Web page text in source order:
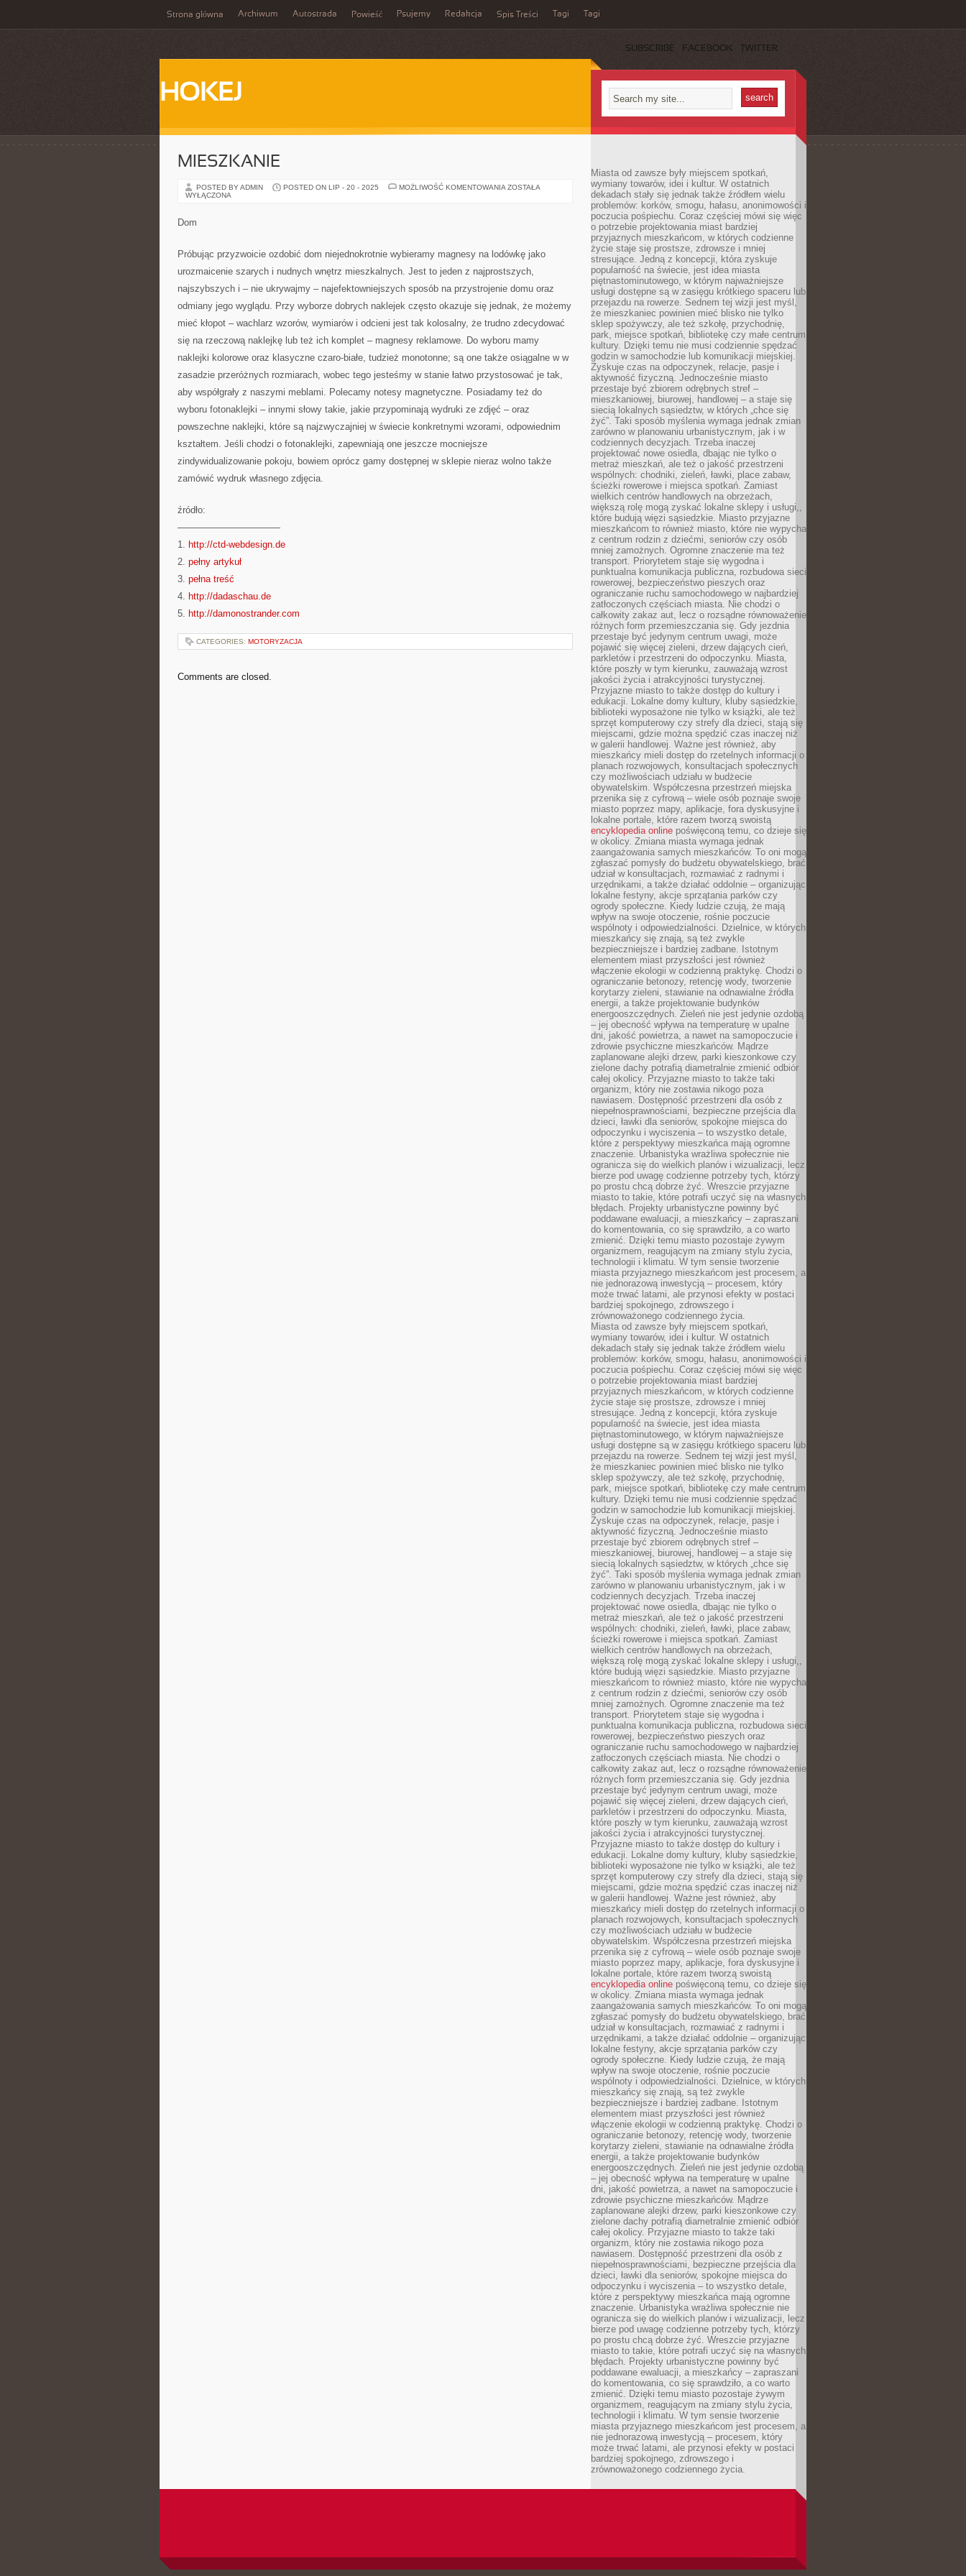
Strona główna Archiwum Autostrada Powieść Psujemy Redakcja Spis Treści Tagi Tagi
SUBSCRIBE FACEBOOK TWITTER
HOKEJ
MIESZKANIE
POSTED BY ADMIN POSTED ON LIP - 20 - 2025 MOŻLIWOŚĆ KOMENTOWANIA MIESZKANIE
ZOSTAŁA
WYŁĄCZONA
Dom
Próbując przyzwoicie ozdobić dom niejednokrotnie wybieramy magnesy na lodówkę jako
urozmaicenie szarych i nudnych wnętrz mieszkalnych. Jest to jeden z najprostszych,
najszybszych i – nie ukrywajmy – najefektowniejszych sposób na przystrojenie domu oraz
odmiany jego wyglądu. Przy wyborze dobrych naklejek często okazuje się jednak, że możemy
mieć kłopot – wachlarz wzorów, wymiarów i odcieni jest tak kolosalny, że trudno zdecydować
się na rzeczową naklejkę lub też ich komplet – magnesy reklamowe. Do wyboru mamy
naklejki kolorowe oraz klasyczne czaro-białe, tudzież monotonne; są one także osiągalne w w
zasadzie przeróżnych rozmiarach, wobec tego jesteśmy w stanie łatwo przystosować je tak,
aby współgrały z naszymi meblami. Polecamy notesy magnetyczne. Posiadamy też do
wyboru fotonaklejki – innymi słowy takie, jakie przypominają wydruki ze zdjęć – oraz
powszechne naklejki, które są najzwyczajniej w świecie konkretnymi wzorami, odpowiednim
kształtem. Jeśli chodzi o fotonaklejki, zapewniają one jeszcze mocniejsze
zindywidualizowanie pokoju, bowiem oprócz gamy dostępnej w sklepie nieraz wolno także
zamówić wydruk własnego zdjęcia.
źródło:
———————————
1. http://ctd-webdesign.de
2. pełny artykuł
3. pełna treść
4. http://dadaschau.de
5. http://damonostrander.com
CATEGORIES: MOTORYZACJA
Comments are closed.
Miasta od zawsze były miejscem spotkań,
wymiany towarów, idei i kultur. W ostatnich
dekadach stały się jednak także źródłem wielu
problemów: korków, smogu, hałasu, anonimowości i
poczucia pośpiechu. Coraz częściej mówi się więc
o potrzebie projektowania miast bardziej
przyjaznych mieszkańcom, w których codzienne
życie staje się prostsze, zdrowsze i mniej
stresujące. Jedną z koncepcji, która zyskuje
popularność na świecie, jest idea miasta
piętnastominutowego, w którym najważniejsze
usługi dostępne są w zasięgu krótkiego spaceru lub
przejazdu na rowerze. Sednem tej wizji jest myśl,
że mieszkaniec powinien mieć blisko nie tylko
sklep spożywczy, ale też szkołę, przychodnię,
park, miejsce spotkań, bibliotekę czy małe centrum
kultury. Dzięki temu nie musi codziennie spędzać
godzin w samochodzie lub komunikacji miejskiej.
Zyskuje czas na odpoczynek, relacje, pasje i
aktywność fizyczną. Jednocześnie miasto
przestaje być zbiorem odrębnych stref –
mieszkaniowej, biurowej, handlowej – a staje się
siecią lokalnych sąsiedztw, w których „chce się
żyć”. Taki sposób myślenia wymaga jednak zmian
zarówno w planowaniu urbanistycznym, jak i w
codziennych decyzjach. Trzeba inaczej
projektować nowe osiedla, dbając nie tylko o
metraż mieszkań, ale też o jakość przestrzeni
wspólnych: chodniki, zieleń, ławki, place zabaw,
ścieżki rowerowe i miejsca spotkań. Zamiast
wielkich centrów handlowych na obrzeżach,
większą rolę mogą zyskać lokalne sklepy i usługi,,
które budują więzi sąsiedzkie. Miasto przyjazne
mieszkańcom to również miasto, które nie wypycha
z centrum rodzin z dziećmi, seniorów czy osób
mniej zamożnych. Ogromne znaczenie ma też
transport. Priorytetem staje się wygodna i
punktualna komunikacja publiczna, rozbudowa sieci
rowerowej, bezpieczeństwo pieszych oraz
ograniczanie ruchu samochodowego w najbardziej
zatłoczonych częściach miasta. Nie chodzi o
całkowity zakaz aut, lecz o rozsądne równoważenie
różnych form przemieszczania się. Gdy jezdnia
przestaje być jedynym centrum uwagi, może
pojawić się więcej zieleni, drzew dających cień,
parkletów i przestrzeni do odpoczynku. Miasta,
które poszły w tym kierunku, zauważają wzrost
jakości życia i atrakcyjności turystycznej.
Przyjazne miasto to także dostęp do kultury i
edukacji. Lokalne domy kultury, kluby sąsiedzkie,
biblioteki wyposażone nie tylko w książki, ale też
sprzęt komputerowy czy strefy dla dzieci, stają się
miejscami, gdzie można spędzić czas inaczej niż
w galerii handlowej. Ważne jest również, aby
mieszkańcy mieli dostęp do rzetelnych informacji o
planach rozwojowych, konsultacjach społecznych
czy możliwościach udziału w budżecie
obywatelskim. Współczesna przestrzeń miejska
przenika się z cyfrową – wiele osób poznaje swoje
miasto poprzez mapy, aplikacje, fora dyskusyjne i
lokalne portale, które razem tworzą swoistą
encyklopedia online poświęconą temu, co dzieje się
w okolicy. Zmiana miasta wymaga jednak
zaangażowania samych mieszkańców. To oni mogą
zgłaszać pomysły do budżetu obywatelskiego, brać
udział w konsultacjach, rozmawiać z radnymi i
urzędnikami, a także działać oddolnie – organizując
lokalne festyny, akcje sprzątania parków czy
ogrody społeczne. Kiedy ludzie czują, że mają
wpływ na swoje otoczenie, rośnie poczucie
wspólnoty i odpowiedzialności. Dzielnice, w których
mieszkańcy się znają, są też zwykle
bezpieczniejsze i bardziej zadbane. Istotnym
elementem miast przyszłości jest również
włączenie ekologii w codzienną praktykę. Chodzi o
ograniczanie betonozy, retencję wody, tworzenie
korytarzy zieleni, stawianie na odnawialne źródła
energii, a także projektowanie budynków
energooszczędnych. Zieleń nie jest jedynie ozdobą
– jej obecność wpływa na temperaturę w upalne
dni, jakość powietrza, a nawet na samopoczucie i
zdrowie psychiczne mieszkańców. Mądrze
zaplanowane alejki drzew, parki kieszonkowe czy
zielone dachy potrafią diametralnie zmienić odbiór
całej okolicy. Przyjazne miasto to także taki
organizm, który nie zostawia nikogo poza
nawiasem. Dostępność przestrzeni dla osób z
niepełnosprawnościami, bezpieczne przejścia dla
dzieci, ławki dla seniorów, spokojne miejsca do
odpoczynku i wyciszenia – to wszystko detale,
które z perspektywy mieszkańca mają ogromne
znaczenie. Urbanistyka wrażliwa społecznie nie
ogranicza się do wielkich planów i wizualizacji, lecz
bierze pod uwagę codzienne potrzeby tych, którzy
po prostu chcą dobrze żyć. Wreszcie przyjazne
miasto to takie, które potrafi uczyć się na własnych
błędach. Projekty urbanistyczne powinny być
poddawane ewaluacji, a mieszkańcy – zapraszani
do komentowania, co się sprawdziło, a co warto
zmienić. Dzięki temu miasto pozostaje żywym
organizmem, reagującym na zmiany stylu życia,
technologii i klimatu. W tym sensie tworzenie
miasta przyjaznego mieszkańcom jest procesem, a
nie jednorazową inwestycją – procesem, który
może trwać latami, ale przynosi efekty w postaci
bardziej spokojnego, zdrowszego i
zrównoważonego codziennego życia.
Miasta od zawsze były miejscem spotkań,
wymiany towarów, idei i kultur. W ostatnich
dekadach stały się jednak także źródłem wielu
problemów: korków, smogu, hałasu, anonimowości i
poczucia pośpiechu. Coraz częściej mówi się więc
o potrzebie projektowania miast bardziej
przyjaznych mieszkańcom, w których codzienne
życie staje się prostsze, zdrowsze i mniej
stresujące. Jedną z koncepcji, która zyskuje
popularność na świecie, jest idea miasta
piętnastominutowego, w którym najważniejsze
usługi dostępne są w zasięgu krótkiego spaceru lub
przejazdu na rowerze. Sednem tej wizji jest myśl,
że mieszkaniec powinien mieć blisko nie tylko
sklep spożywczy, ale też szkołę, przychodnię,
park, miejsce spotkań, bibliotekę czy małe centrum
kultury. Dzięki temu nie musi codziennie spędzać
godzin w samochodzie lub komunikacji miejskiej.
Zyskuje czas na odpoczynek, relacje, pasje i
aktywność fizyczną. Jednocześnie miasto
przestaje być zbiorem odrębnych stref –
mieszkaniowej, biurowej, handlowej – a staje się
siecią lokalnych sąsiedztw, w których „chce się
żyć”. Taki sposób myślenia wymaga jednak zmian
zarówno w planowaniu urbanistycznym, jak i w
codziennych decyzjach. Trzeba inaczej
projektować nowe osiedla, dbając nie tylko o
metraż mieszkań, ale też o jakość przestrzeni
wspólnych: chodniki, zieleń, ławki, place zabaw,
ścieżki rowerowe i miejsca spotkań. Zamiast
wielkich centrów handlowych na obrzeżach,
większą rolę mogą zyskać lokalne sklepy i usługi,,
które budują więzi sąsiedzkie. Miasto przyjazne
mieszkańcom to również miasto, które nie wypycha
z centrum rodzin z dziećmi, seniorów czy osób
mniej zamożnych. Ogromne znaczenie ma też
transport. Priorytetem staje się wygodna i
punktualna komunikacja publiczna, rozbudowa sieci
rowerowej, bezpieczeństwo pieszych oraz
ograniczanie ruchu samochodowego w najbardziej
zatłoczonych częściach miasta. Nie chodzi o
całkowity zakaz aut, lecz o rozsądne równoważenie
różnych form przemieszczania się. Gdy jezdnia
przestaje być jedynym centrum uwagi, może
pojawić się więcej zieleni, drzew dających cień,
parkletów i przestrzeni do odpoczynku. Miasta,
które poszły w tym kierunku, zauważają wzrost
jakości życia i atrakcyjności turystycznej.
Przyjazne miasto to także dostęp do kultury i
edukacji. Lokalne domy kultury, kluby sąsiedzkie,
biblioteki wyposażone nie tylko w książki, ale też
sprzęt komputerowy czy strefy dla dzieci, stają się
miejscami, gdzie można spędzić czas inaczej niż
w galerii handlowej. Ważne jest również, aby
mieszkańcy mieli dostęp do rzetelnych informacji o
planach rozwojowych, konsultacjach społecznych
czy możliwościach udziału w budżecie
obywatelskim. Współczesna przestrzeń miejska
przenika się z cyfrową – wiele osób poznaje swoje
miasto poprzez mapy, aplikacje, fora dyskusyjne i
lokalne portale, które razem tworzą swoistą
encyklopedia online poświęconą temu, co dzieje się
w okolicy. Zmiana miasta wymaga jednak
zaangażowania samych mieszkańców. To oni mogą
zgłaszać pomysły do budżetu obywatelskiego, brać
udział w konsultacjach, rozmawiać z radnymi i
urzędnikami, a także działać oddolnie – organizując
lokalne festyny, akcje sprzątania parków czy
ogrody społeczne. Kiedy ludzie czują, że mają
wpływ na swoje otoczenie, rośnie poczucie
wspólnoty i odpowiedzialności. Dzielnice, w których
mieszkańcy się znają, są też zwykle
bezpieczniejsze i bardziej zadbane. Istotnym
elementem miast przyszłości jest również
włączenie ekologii w codzienną praktykę. Chodzi o
ograniczanie betonozy, retencję wody, tworzenie
korytarzy zieleni, stawianie na odnawialne źródła
energii, a także projektowanie budynków
energooszczędnych. Zieleń nie jest jedynie ozdobą
– jej obecność wpływa na temperaturę w upalne
dni, jakość powietrza, a nawet na samopoczucie i
zdrowie psychiczne mieszkańców. Mądrze
zaplanowane alejki drzew, parki kieszonkowe czy
zielone dachy potrafią diametralnie zmienić odbiór
całej okolicy. Przyjazne miasto to także taki
organizm, który nie zostawia nikogo poza
nawiasem. Dostępność przestrzeni dla osób z
niepełnosprawnościami, bezpieczne przejścia dla
dzieci, ławki dla seniorów, spokojne miejsca do
odpoczynku i wyciszenia – to wszystko detale,
które z perspektywy mieszkańca mają ogromne
znaczenie. Urbanistyka wrażliwa społecznie nie
ogranicza się do wielkich planów i wizualizacji, lecz
bierze pod uwagę codzienne potrzeby tych, którzy
po prostu chcą dobrze żyć. Wreszcie przyjazne
miasto to takie, które potrafi uczyć się na własnych
błędach. Projekty urbanistyczne powinny być
poddawane ewaluacji, a mieszkańcy – zapraszani
do komentowania, co się sprawdziło, a co warto
zmienić. Dzięki temu miasto pozostaje żywym
organizmem, reagującym na zmiany stylu życia,
technologii i klimatu. W tym sensie tworzenie
miasta przyjaznego mieszkańcom jest procesem, a
nie jednorazową inwestycją – procesem, który
może trwać latami, ale przynosi efekty w postaci
bardziej spokojnego, zdrowszego i
zrównoważonego codziennego życia.